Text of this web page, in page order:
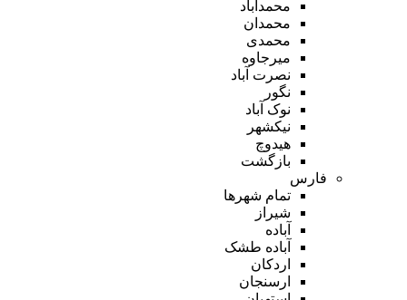
محمدآباد
محمدان
محمدی
میرجاوه
نصرت آباد
نگور
نوک آباد
نیکشهر
هیدوچ
بازگشت
فارس
تمام شهر‌ها
شیراز
آباده
آباده طشک
اردکان
ارسنجان